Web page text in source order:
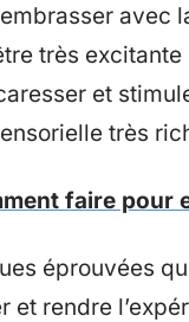
embrasser
très
et
très
faire pour
éprouvées
et rendre